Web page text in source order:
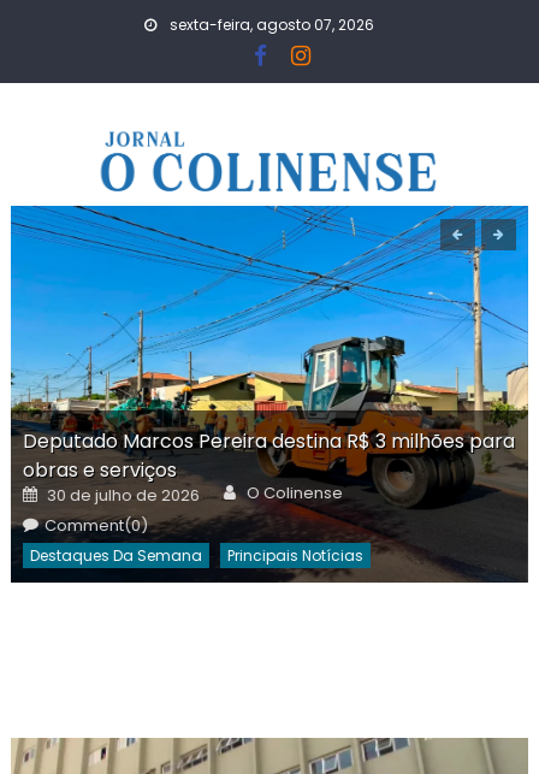
sexta-feira, agosto 07, 2026
Deputado Marcos Pereira destina R$ 3 milhões para
obras e serviços
Posted
on
30 de julho de 2026 Author
O Colinense
Comment(0)
Destaques Da Semana Principais Notícias